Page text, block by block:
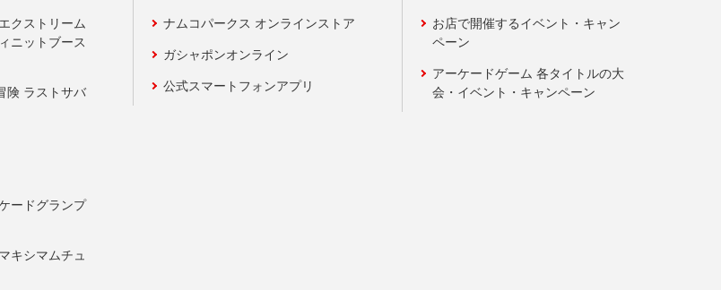
クストリーム
ニットブース
険 ラストサバ
ードグランプ
キシマムチュ
ナムコパークス オンラインストア
ガシャポンオンライン
公式スマートフォンアプリ
お店で開催するイベント・キャン
ペーン
アーケードゲーム 各タイトルの大
会・イベント・キャンペーン